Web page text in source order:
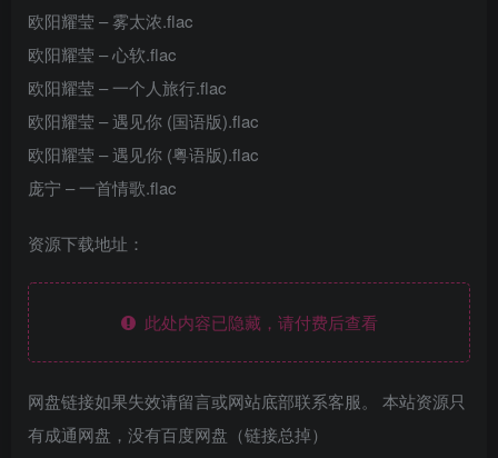
欧阳耀莹 – 雾太浓.flac
欧阳耀莹 – 心软.flac
欧阳耀莹 – 一个人旅行.flac
欧阳耀莹 – 遇见你 (国语版).flac
欧阳耀莹 – 遇见你 (粤语版).flac
庞宁 – 一首情歌.flac
资源下载地址：
此处内容已隐藏，请付费后查看
网盘链接如果失效请留言或网站底部联系客服。 本站资源只
有成通网盘，没有百度网盘（链接总掉）